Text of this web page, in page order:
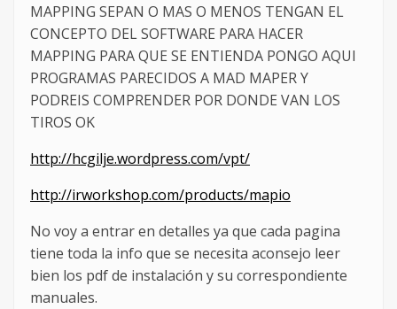
MAPPING SEPAN O MAS O MENOS TENGAN EL
CONCEPTO DEL SOFTWARE PARA HACER
MAPPING PARA QUE SE ENTIENDA PONGO AQUI
PROGRAMAS PARECIDOS A MAD MAPER Y
PODREIS COMPRENDER POR DONDE VAN LOS
TIROS OK
http://hcgilje.wordpress.com/vpt/
http://irworkshop.com/products/mapio
No voy a entrar en detalles ya que cada pagina
tiene toda la info que se necesita aconsejo leer
bien los pdf de instalación y su correspondiente
manuales.